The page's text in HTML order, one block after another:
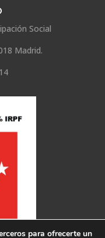
Social
Madrid.
para ofrecerte un